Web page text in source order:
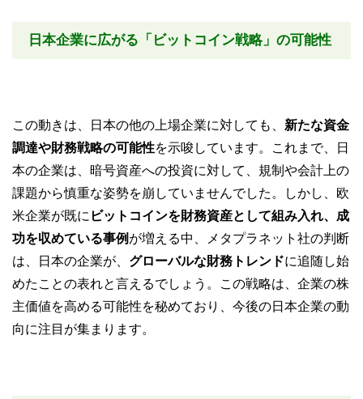
日本企業に広がる「ビットコイン戦略」の可能性
この動きは、日本の他の上場企業に対しても、 新たな資金
調達や財務戦略の可能性を示唆しています。これまで、日
本の企業は、暗号資産への投資に対して、規制や会計上の
課題から慎重な姿勢を崩していませんでした。しかし、欧
米企業が既に ビットコインを財務資産として組み入れ、成
功を収めている事例 が増える中、メタプラネット社の判断
は、日本の企業が、 グローバルな財務トレンドに追随し始
めたことの表れと言えるでしょう。この戦略は、企業の株
主価値を高める可能性を秘めており、今後の日本企業の動
向に注目が集まります。